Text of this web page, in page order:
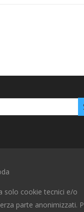
solo cookie tecnici e/o
parte anonimizzati.